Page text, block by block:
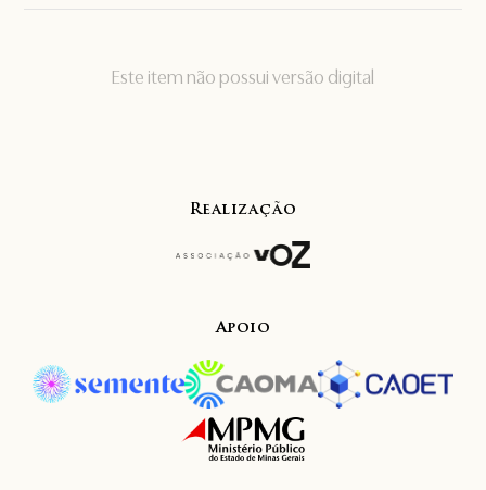
Este item não possui versão digital
Realização
Apoio